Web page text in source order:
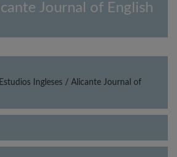
Journal of English
Ingleses / Alicante Journal of